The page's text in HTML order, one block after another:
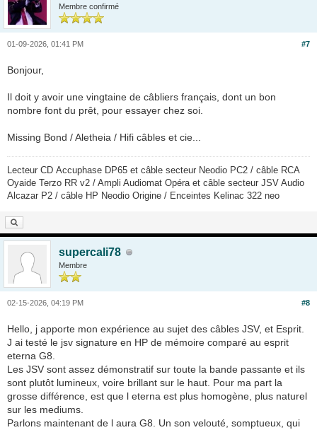
Membre confirmé
#7
01-09-2026, 01:41 PM
Bonjour,
Il doit y avoir une vingtaine de câbliers français, dont un bon
nombre font du prêt, pour essayer chez soi.
Missing Bond / Aletheia / Hifi câbles et cie...
Lecteur CD Accuphase DP65 et câble secteur Neodio PC2 / câble RCA
Oyaide Terzo RR v2 / Ampli Audiomat Opéra et câble secteur JSV Audio
Alcazar P2 / câble HP Neodio Origine / Enceintes Kelinac 322 neo
supercali78
Membre
#8
02-15-2026, 04:19 PM
Hello, j apporte mon expérience au sujet des câbles JSV, et Esprit.
J ai testé le jsv signature en HP de mémoire comparé au esprit
eterna G8.
Les JSV sont assez démonstratif sur toute la bande passante et ils
sont plutôt lumineux, voire brillant sur le haut. Pour ma part la
grosse différence, est que l eterna est plus homogène, plus naturel
sur les mediums.
Parlons maintenant de l aura G8. Un son velouté, somptueux, qui